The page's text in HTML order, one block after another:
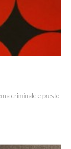
criminale e presto